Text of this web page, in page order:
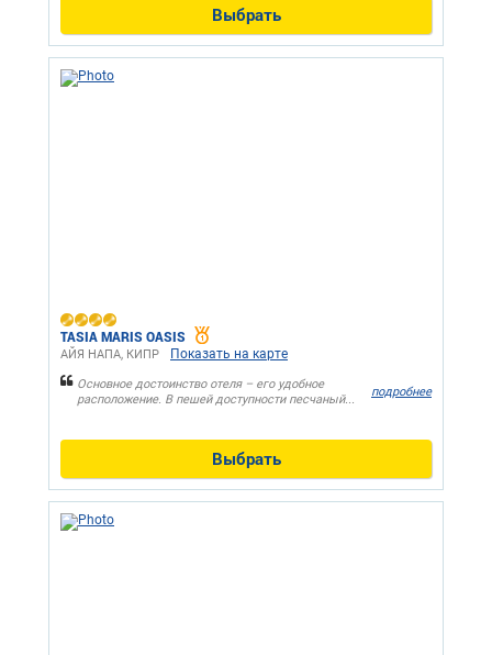
Выбрать
TASIA MARIS OASIS
АЙЯ НАПА, КИПР Показать на карте
Основное достоинство отеля – его удобное
расположение. В пешей доступности песчаный...
подробнее
Выбрать